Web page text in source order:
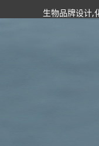
生物品牌设计,